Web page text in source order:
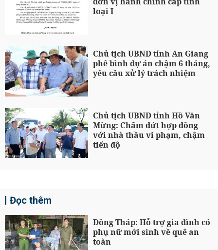
loại I
Chủ tịch UBND tỉnh An Giang
phê bình dự án chậm 6 tháng,
yêu cầu xử lý trách nhiệm
Chủ tịch UBND tỉnh Hồ Văn
Mừng: Chấm dứt hợp đồng
với nhà thầu vi phạm, chậm
tiến độ
Đọc thêm
Đồng Tháp: Hỗ trợ gia đình có
phụ nữ mới sinh về quê an
toàn